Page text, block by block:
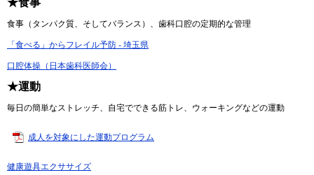
★食事
食事（タンパク質、そしてバランス）、歯科口腔の定期的な管理
「食べる」からフレイル予防 - 埼玉県
口腔体操（日本歯科医師会）
★運動
毎日の簡単なストレッチ、自宅でできる筋トレ、ウォーキングなどの運動
成人を対象にした運動プログラム
健康遊具エクササイズ